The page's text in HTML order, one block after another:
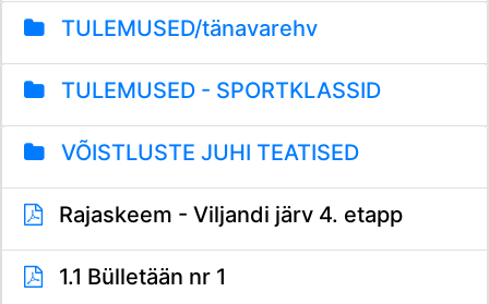
TULEMUSED/tänavarehv
TULEMUSED - SPORTKLASSID
VÕISTLUSTE JUHI TEATISED
Rajaskeem - Viljandi järv 4. etapp
1.1 Bülletään nr 1